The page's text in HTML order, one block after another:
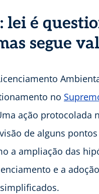
lei é
segue
no
ação protocolada
de alguns
a ampliação das
e a